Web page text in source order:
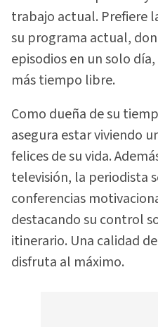
trabajo actual. Prefiere
su programa actual,
episodios en un solo
más tiempo libre.
Como dueña de su
asegura estar viviendo
felices de su vida.
televisión, la periodista
conferencias
destacando su control
itinerario. Una calidad
disfruta al máximo.